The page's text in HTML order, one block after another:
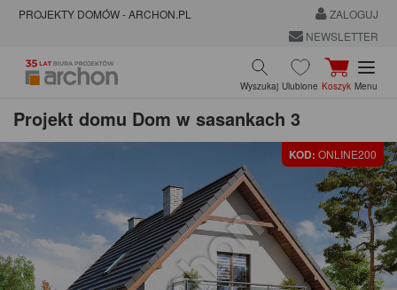
PROJEKTY DOMÓW - ARCHON.PL
ZALOGUJ
NEWSLETTER
Wyszukaj Ulubione Koszyk Menu
Projekt domu Dom w sasankach 3
KOD: ONLINE200